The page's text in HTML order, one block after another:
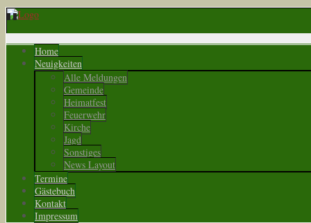
Home
Neuigkeiten
Alle Meldungen
Gemeinde
Heimatfest
Feuerwehr
Kirche
Jagd
Sonstiges
News Layout
Termine
Gästebuch
Kontakt
Impressum